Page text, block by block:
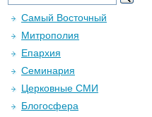
Самый Восточный
Митрополия
Епархия
Семинария
Церковные СМИ
Блогосфера